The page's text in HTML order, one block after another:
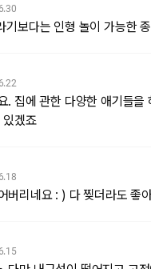
기보다는 인형 놀이 가능한
. 집에 관한 다양한 애기들
있겠죠
버리네요 : ) 다 찢더라도 좋